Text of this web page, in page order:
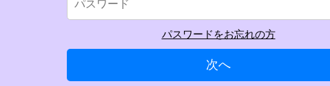
パスワードをお忘れの方
次へ